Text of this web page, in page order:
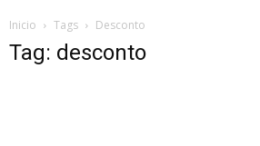
Inicio Tags Desconto
Tag: desconto